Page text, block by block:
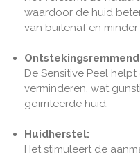
waardoor de huid
van buitenaf en
De Sensitive Peel
verminderen, wat
geïrriteerde huid.
Huidherstel:
Het stimuleert de